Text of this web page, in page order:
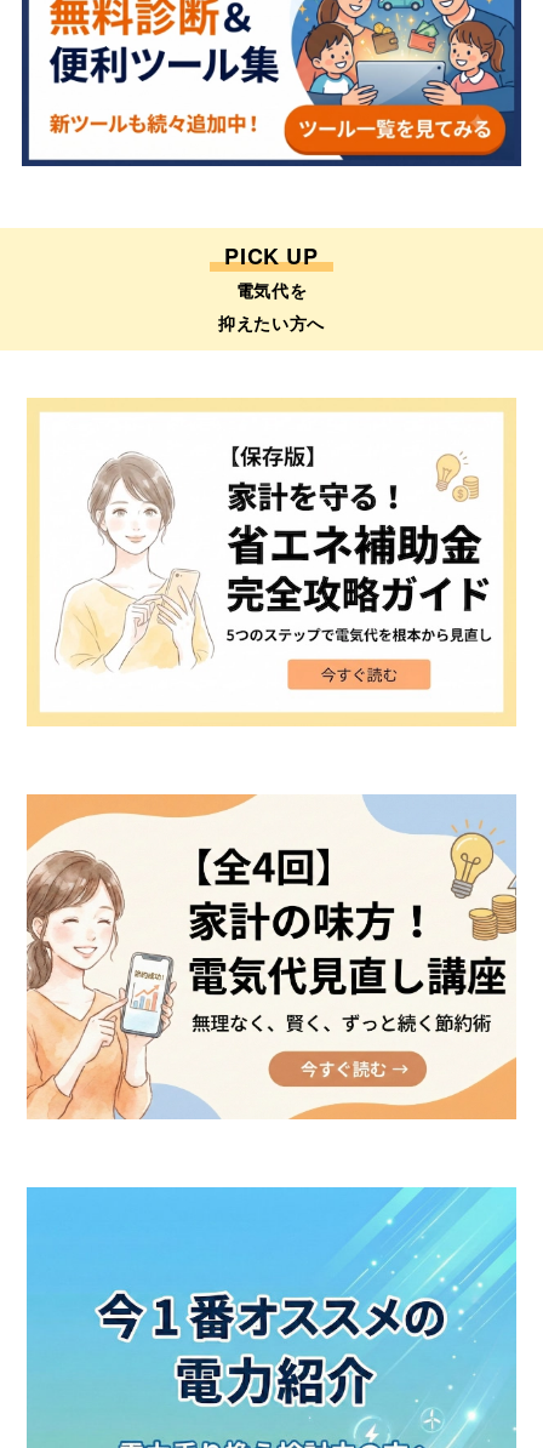
PICK UP
電気代を
抑えたい方へ